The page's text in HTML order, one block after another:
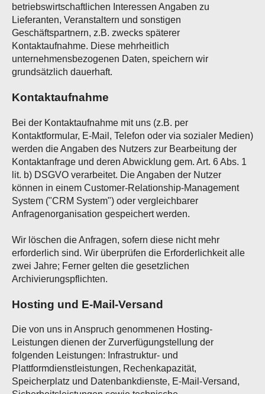
betriebswirtschaftlichen Interessen Angaben zu
Lieferanten, Veranstaltern und sonstigen
Geschäftspartnern, z.B. zwecks späterer
Kontaktaufnahme. Diese mehrheitlich
unternehmensbezogenen Daten, speichern wir
grundsätzlich dauerhaft.
Kontaktaufnahme
Bei der Kontaktaufnahme mit uns (z.B. per
Kontaktformular, E-Mail, Telefon oder via sozialer Medien)
werden die Angaben des Nutzers zur Bearbeitung der
Kontaktanfrage und deren Abwicklung gem. Art. 6 Abs. 1
lit. b) DSGVO verarbeitet. Die Angaben der Nutzer
können in einem Customer-Relationship-Management
System ("CRM System") oder vergleichbarer
Anfragenorganisation gespeichert werden.
Wir löschen die Anfragen, sofern diese nicht mehr
erforderlich sind. Wir überprüfen die Erforderlichkeit alle
zwei Jahre; Ferner gelten die gesetzlichen
Archivierungspflichten.
Hosting und E-Mail-Versand
Die von uns in Anspruch genommenen Hosting-
Leistungen dienen der Zurverfügungstellung der
folgenden Leistungen: Infrastruktur- und
Plattformdienstleistungen, Rechenkapazität,
Speicherplatz und Datenbankdienste, E-Mail-Versand,